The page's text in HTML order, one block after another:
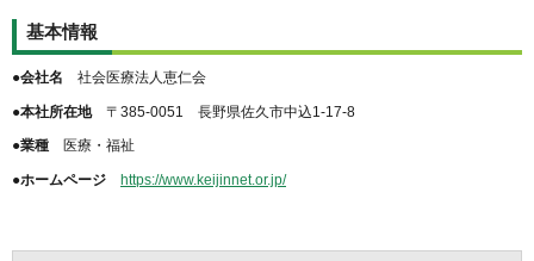
基本情報
●会社名 社会医療法人恵仁会
●本社所在地〒385-0051 長野県佐久市中込1-17-8
●業種 医療・福祉
●ホームページ https://www.keijinnet.or.jp/